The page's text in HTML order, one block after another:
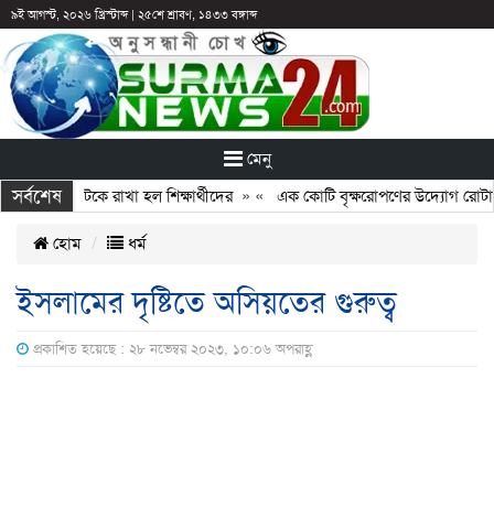
৯ই আগস্ট, ২০২৬ খ্রিস্টাব্দ| ২৫শে শ্রাবণ, ১৪৩৩ বঙ্গাব্দ
মেনু
সর্বশেষ
পরও আটকে রাখা হল শিক্ষার্থীদের» « এক কোটি বৃক্ষরোপণের উদ্যোগ রোটারি
হোম ধর্ম
ইসলামের দৃষ্টিতে অসিয়তের গুরুত্ব
প্রকাশিত হয়েছে : ২৮ নভেম্বর ২০২৩, ১০:০৬ অপরাহ্ণ